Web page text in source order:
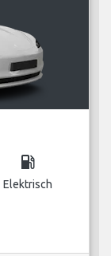
local_gas_station
Elektrisch